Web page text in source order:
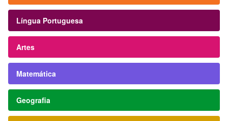
Língua Portuguesa
Artes
Matemática
Geografia